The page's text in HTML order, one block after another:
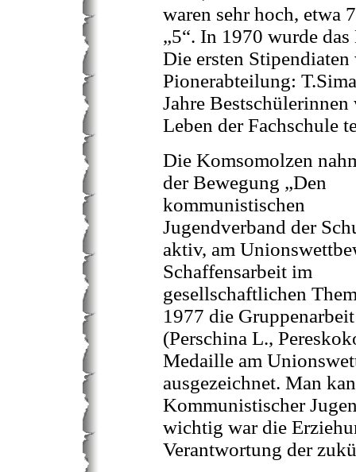
waren sehr hoch, etwa
„5“. In 1970 wurde
Die ersten
Pionerabteilung:
Jahre
Leben der Fachschule
Die Komsomolzen
der Bewegung „Den
kommunistischen
Jugendverband der
aktiv, am
Schaffensarbeit im
gesellschaftlichen
1977 die
(Perschina L.,
Medaille am
ausgezeichnet. Man
Kommunistischer
wichtig war die
Verantwortung der